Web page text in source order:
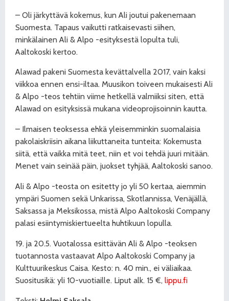
– Oli järkyttävä kokemus, kun Ali joutui pakenemaan
Suomesta. Tapaus vaikutti ratkaisevasti siihen,
minkälainen Ali & Alpo -esityksestä lopulta tuli,
Aaltokoski kertoo.
Alawad pakeni Suomesta kevättalvella 2017, vain kaksi
viikkoa ennen ensi-iltaa. Muusikon toiveen mukaisesti Ali
& Alpo -teos tehtiin viime hetkellä valmiiksi siten, että
Alawad on esityksissä mukana videoprojisoinnin kautta.
– Ilmaisen teoksessa ehkä yleisemminkin suomalaisia
pakolaiskriisin aikana liikuttaneita tunteita: Kokemusta
siitä, että vaikka mitä teet, niin et voi tehdä juuri mitään.
Menet vain seinää päin, juokset tyhjää, Aaltokoski sanoo.
Ali & Alpo -teosta on esitetty jo yli 50 kertaa, aiemmin
ympäri Suomen sekä Unkarissa, Skotlannissa, Venäjällä,
Saksassa ja Meksikossa, mistä Alpo Aaltokoski Company
palasi esiintymiskiertueelta huhtikuun lopulla.
19. ja 20.5. Vuotalossa esittävän Ali & Alpo -teoksen
tuotannosta vastaavat Alpo Aaltokoski Company ja
Kulttuurikeskus Caisa. Kesto: n. 40 min., ei väliaikaa.
Suositusikä: yli 10-vuotiaille. Liput alk. 15 €, lippu.fi